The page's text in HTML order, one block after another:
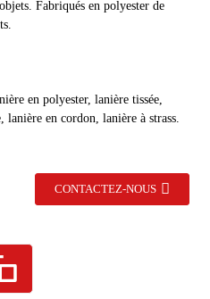
Fabriqués en polyester de
en polyester, lanière tissée,
en cordon, lanière à strass.
CONTACTEZ-NOUS